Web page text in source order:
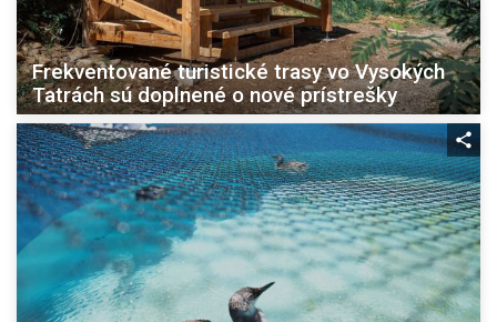
Frekventované turistické trasy vo Vysokých
Tatrách sú doplnené o nové prístrešky